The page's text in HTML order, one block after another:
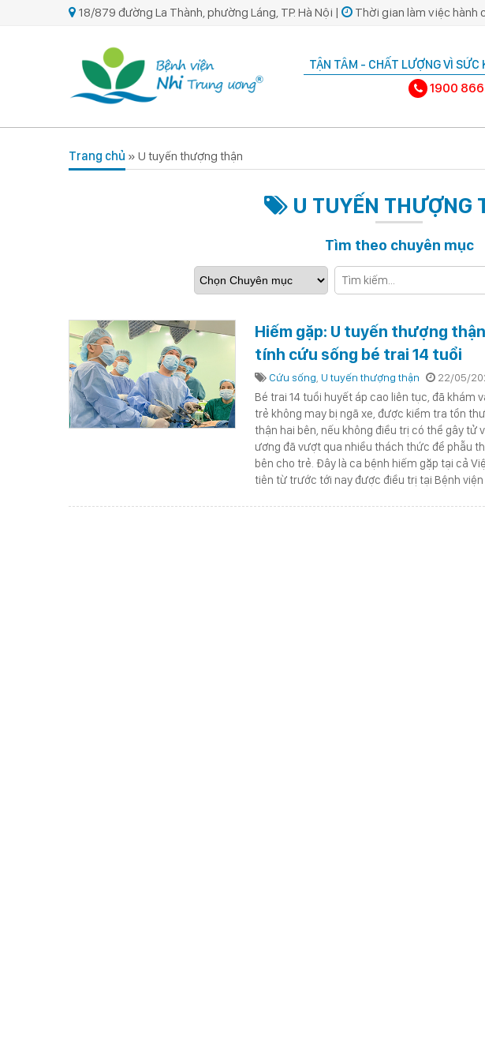
18/879 đường La Thành, phường Láng, TP. Hà Nội | Thời gian làm việc hành
TẬN TÂM - CHẤT LƯỢNG VÌ SỨC
1900
Trang chủ » U tuyến thượng thận
U TUYẾN THƯỢNG
Tìm theo chuyên mục
Hiếm gặp: U tuyến thượng
tính cứu sống bé trai 14 tuổi
Cứu sống, U tuyến thượng thận 22/05/
Bé trai 14 tuổi huyết áp cao liên tục, đã khám
trẻ không may bị ngã xe, được kiểm tra tổn
thận hai bên, nếu không điều trị có thể gây tử
ương đã vượt qua nhiều thách thức để phẫu
bên cho trẻ. Đây là ca bệnh hiếm gặp tại cả
tiên từ trước tới nay được điều trị tại Bệnh viện